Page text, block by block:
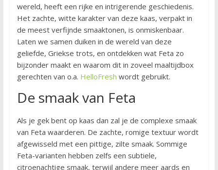
wereld, heeft een rijke en intrigerende geschiedenis.
Het zachte, witte karakter van deze kaas, verpakt in
de meest verfijnde smaaktonen, is onmiskenbaar.
Laten we samen duiken in de wereld van deze
geliefde, Griekse trots, en ontdekken wat Feta zo
bijzonder maakt en waarom dit in zoveel maaltijdbox
gerechten van o.a. HelloFresh wordt gebruikt.
De smaak van Feta
Als je gek bent op kaas dan zal je de complexe smaak
van Feta waarderen. De zachte, romige textuur wordt
afgewisseld met een pittige, zilte smaak. Sommige
Feta-varianten hebben zelfs een subtiele,
citroenachtige smaak, terwijl andere meer aards en